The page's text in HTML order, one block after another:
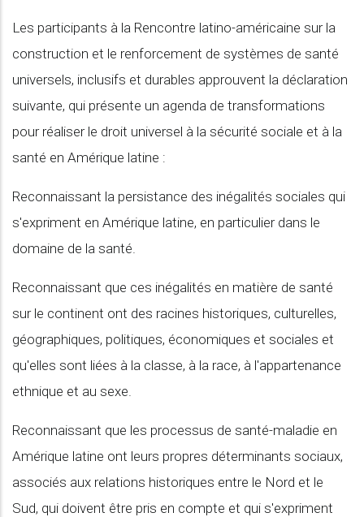
Les participants à la Rencontre latino-américaine sur la
construction et le renforcement de systèmes de santé
universels, inclusifs et durables approuvent la déclaration
suivante, qui présente un agenda de transformations
pour réaliser le droit universel à la sécurité sociale et à la
santé en Amérique latine :
Reconnaissant la persistance des inégalités sociales qui
s'expriment en Amérique latine, en particulier dans le
domaine de la santé.
Reconnaissant que ces inégalités en matière de santé
sur le continent ont des racines historiques, culturelles,
géographiques, politiques, économiques et sociales et
qu'elles sont liées à la classe, à la race, à l'appartenance
ethnique et au sexe.
Reconnaissant que les processus de santé-maladie en
Amérique latine ont leurs propres déterminants sociaux,
associés aux relations historiques entre le Nord et le
Sud, qui doivent être pris en compte et qui s'expriment